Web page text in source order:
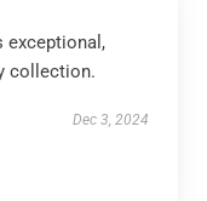
exceptional,
collection.
Dec 3, 2024